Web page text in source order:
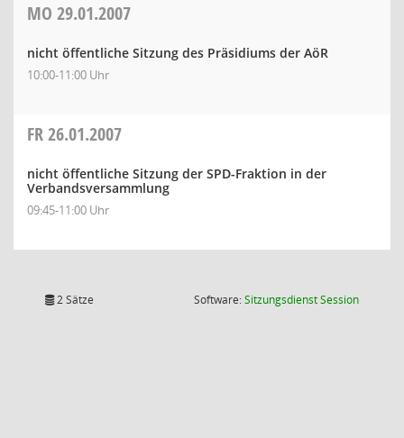
MO 29.01.2007
nicht öffentliche Sitzung des Präsidiums der AöR
10:00-11:00 Uhr
FR26.01.2007
nicht öffentliche Sitzung der SPD-Fraktion in der
Verbandsversammlung
09:45-11:00 Uhr
2 Sätze Software:SitzungsdienstSession(Wird in